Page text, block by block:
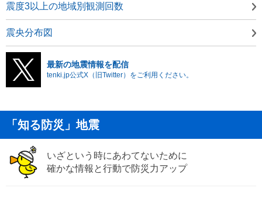
震度3以上の地域別観測回数
震央分布図
最新の地震情報を配信
tenki.jp公式X（旧Twitter）をご利用ください。
「知る防災」地震
いざという時にあわてないために
確かな情報と行動で防災力アップ